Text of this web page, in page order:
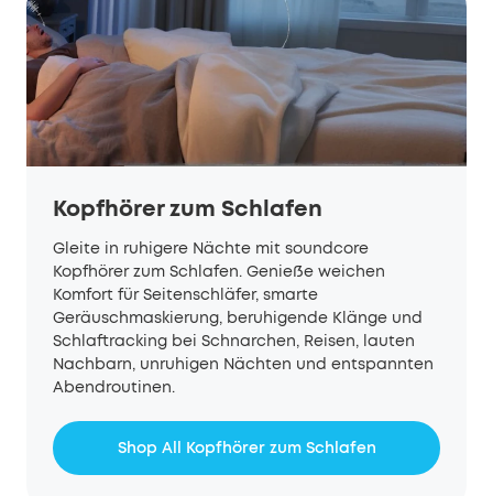
Kopfhörer zum Schlafen
Gleite in ruhigere Nächte mit soundcore
Kopfhörer zum Schlafen. Genieße weichen
Komfort für Seitenschläfer, smarte
Geräuschmaskierung, beruhigende Klänge und
Schlaftracking bei Schnarchen, Reisen, lauten
Nachbarn, unruhigen Nächten und entspannten
Abendroutinen.
Shop All Kopfhörer zum Schlafen